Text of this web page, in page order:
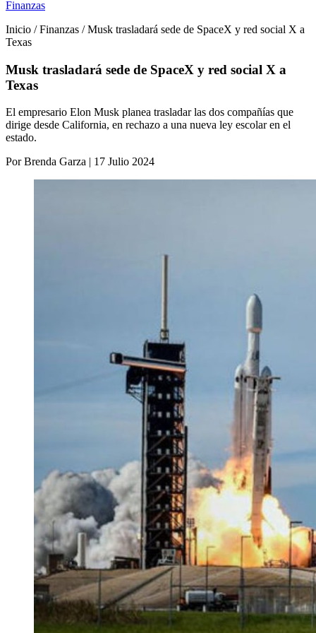
Finanzas
Inicio / Finanzas / Musk trasladará sede de SpaceX y red social X a
Texas
Musk trasladará sede de SpaceX y red social X a
Texas
El empresario Elon Musk planea trasladar las dos compañías que
dirige desde California, en rechazo a una nueva ley escolar en el
estado.
Por Brenda Garza | 17 Julio 2024